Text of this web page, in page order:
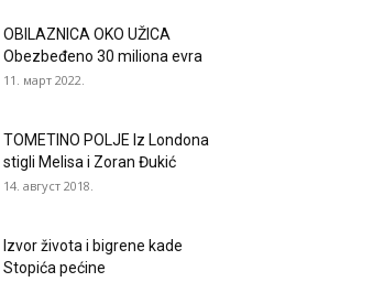
OBILAZNICA OKO UŽICA
Obezbeđeno 30 miliona evra
11. март 2022.
TOMETINO POLJE Iz Londona
stigli Melisa i Zoran Đukić
14. август 2018.
Izvor života i bigrene kade
Stopića pećine